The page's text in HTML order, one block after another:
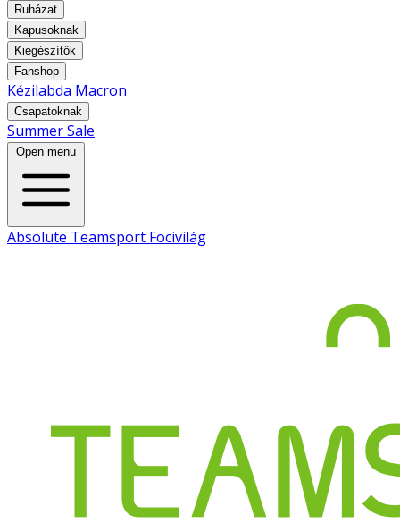
Ruházat
Kapusoknak
Kiegészítők
Fanshop
Kézilabda Macron
Csapatoknak
Summer Sale
Open menu
Absolute Teamsport Focivilág